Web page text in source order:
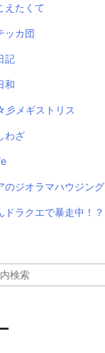
えたくて
ッカ団
記
和
彡メギストリス
わざ
のジオラマハウジング
ドラクエで暴走中！？